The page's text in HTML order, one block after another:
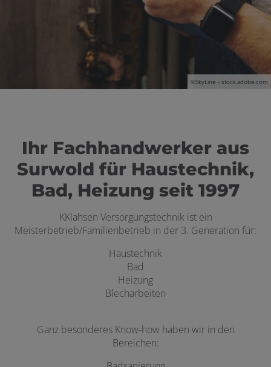
©SkyLine - stock.adobe.com
Ihr Fachhandwerker aus
Surwold für Haustechnik,
Bad, Heizung seit 1997
KKlahsen Versorgungstechnik ist ein
Meisterbetrieb/Familienbetrieb in der 3. Generation für:
Haustechnik
Bad
Heizung
Blecharbeiten
Ganz besonderes Know-how haben wir in den
Bereichen: